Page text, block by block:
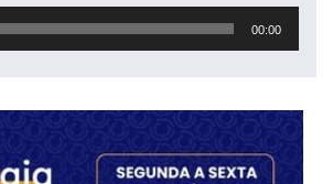
00:00